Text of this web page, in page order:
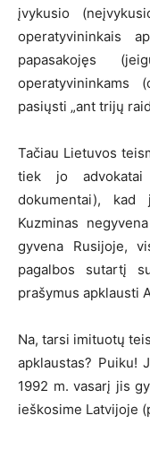
įvykusio
papasakojęs
pasiųsti „ant trijų
Tačiau Lietuvos
tiek jo
dokumentai),
Kuzminas
gyvena Rusijoje,
pagalbos sutartį
prašymus apklausti
Na, tarsi imituotų
apklaustas? Puiku!
1992 m. vasarį jis
ieškosime Latvijoje